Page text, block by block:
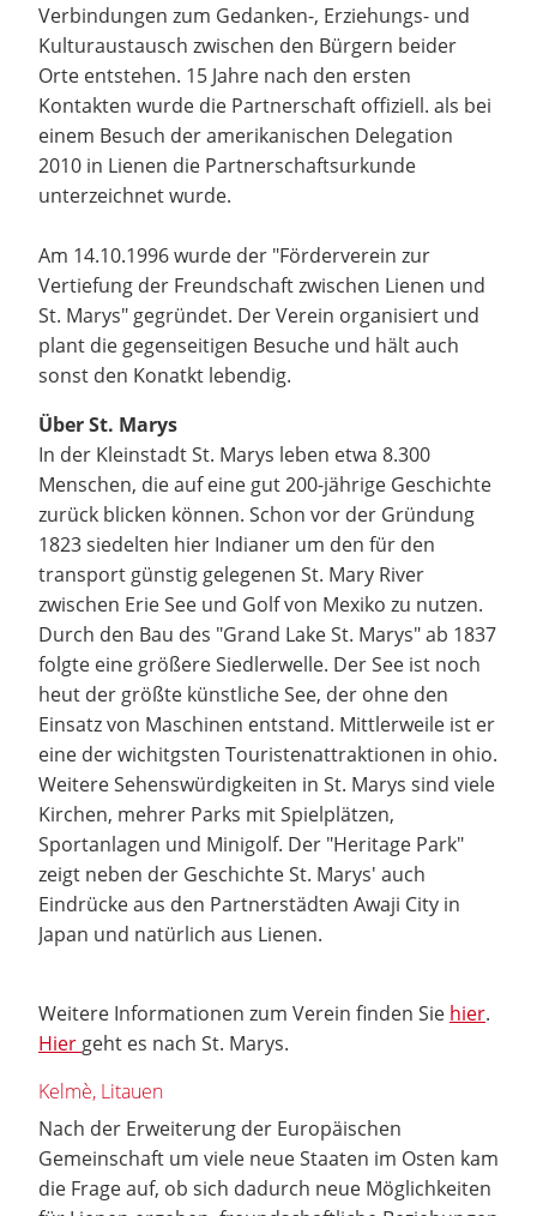
Verbindungen zum Gedanken-, Erziehungs- und
Kulturaustausch zwischen den Bürgern beider
Orte entstehen. 15 Jahre nach den ersten
Kontakten wurde die Partnerschaft offiziell. als bei
einem Besuch der amerikanischen Delegation
2010 in Lienen die Partnerschaftsurkunde
unterzeichnet wurde.
Am 14.10.1996 wurde der "Förderverein zur
Vertiefung der Freundschaft zwischen Lienen und
St. Marys" gegründet. Der Verein organisiert und
plant die gegenseitigen Besuche und hält auch
sonst den Konatkt lebendig.
Über St. Marys
In der Kleinstadt St. Marys leben etwa 8.300
Menschen, die auf eine gut 200-jährige Geschichte
zurück blicken können. Schon vor der Gründung
1823 siedelten hier Indianer um den für den
transport günstig gelegenen St. Mary River
zwischen Erie See und Golf von Mexiko zu nutzen.
Durch den Bau des "Grand Lake St. Marys" ab 1837
folgte eine größere Siedlerwelle. Der See ist noch
heut der größte künstliche See, der ohne den
Einsatz von Maschinen entstand. Mittlerweile ist er
eine der wichitgsten Touristenattraktionen in ohio.
Weitere Sehenswürdigkeiten in St. Marys sind viele
Kirchen, mehrer Parks mit Spielplätzen,
Sportanlagen und Minigolf. Der "Heritage Park"
zeigt neben der Geschichte St. Marys' auch
Eindrücke aus den Partnerstädten Awaji City in
Japan und natürlich aus Lienen.
Weitere Informationen zum Verein finden Sie hier.
Hier geht es nach St. Marys.
Kelmè, Litauen
Nach der Erweiterung der Europäischen
Gemeinschaft um viele neue Staaten im Osten kam
die Frage auf, ob sich dadurch neue Möglichkeiten